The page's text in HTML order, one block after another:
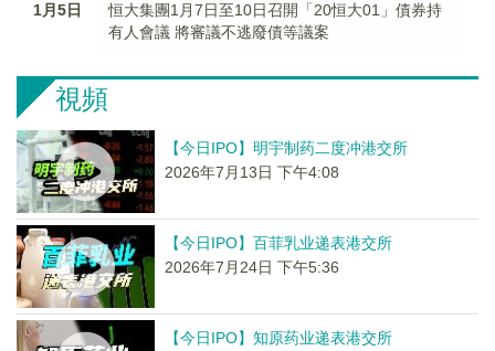
1月5日
恒大集團1月7日至10日召開「20恒大01」債券持
有人會議 將審議不逃廢債等議案
視頻
【今日IPO】明宇制药二度冲港交所
2026年7月13日 下午4:08
【今日IPO】百菲乳业递表港交所
2026年7月24日 下午5:36
【今日IPO】知原药业递表港交所